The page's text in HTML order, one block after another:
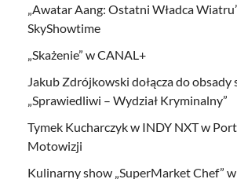
„Awatar Aang: Ostatni Władca
SkyShowtime
„Skażenie” w CANAL+
Jakub Zdrójkowski dołącza do obsady
„Sprawiedliwi – Wydział Kryminalny”
Tymek Kucharczyk w INDY NXT w
Motowizji
Kulinarny show „SuperMarket Chef”